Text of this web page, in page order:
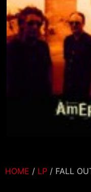
HOME / LP / FALL